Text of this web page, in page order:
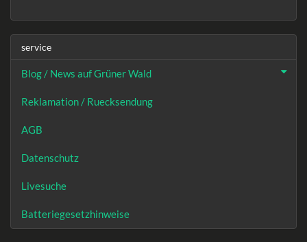
service
Blog / News auf Grüner Wald
Reklamation / Ruecksendung
AGB
Datenschutz
Livesuche
Batteriegesetzhinweise